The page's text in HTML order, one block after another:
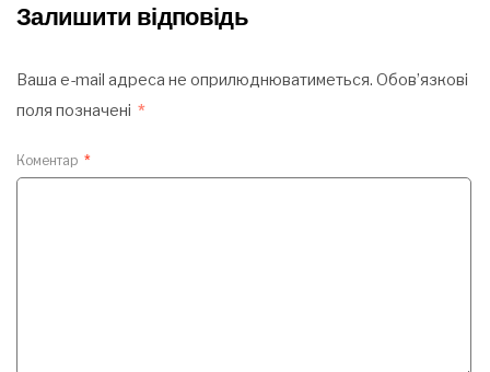
Залишити відповідь
Ваша e-mail адреса не оприлюднюватиметься. Обов’язкові
поля позначені *
Коментар *